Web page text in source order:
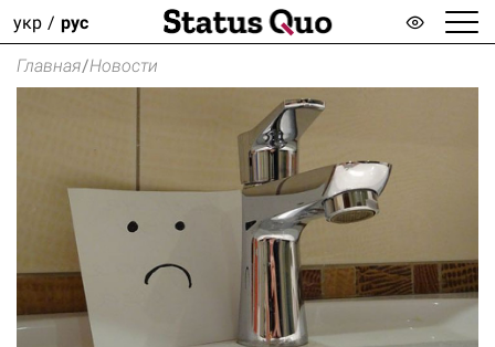
укр рус
Главная/Новости